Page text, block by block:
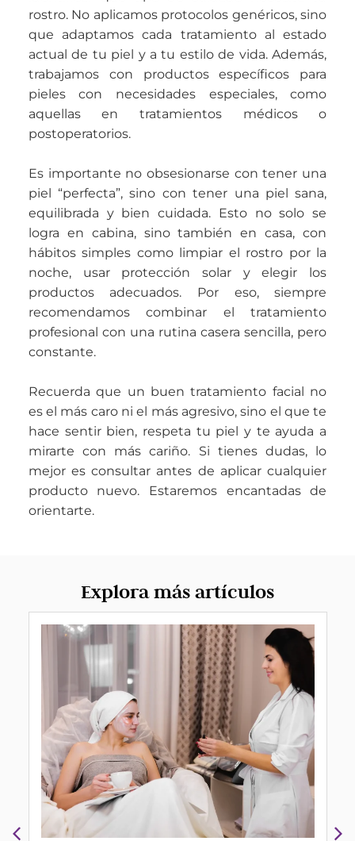
rostro. No aplicamos protocolos genéricos, sino
que adaptamos cada tratamiento al estado
actual de tu piel y a tu estilo de vida. Además,
trabajamos con productos específicos para
pieles con necesidades especiales, como
aquellas en tratamientos médicos o
postoperatorios.
Es importante no obsesionarse con tener una
piel “perfecta”, sino con tener una piel sana,
equilibrada y bien cuidada. Esto no solo se
logra en cabina, sino también en casa, con
hábitos simples como limpiar el rostro por la
noche, usar protección solar y elegir los
productos adecuados. Por eso, siempre
recomendamos combinar el tratamiento
profesional con una rutina casera sencilla, pero
constante.
Recuerda que un buen tratamiento facial no
es el más caro ni el más agresivo, sino el que te
hace sentir bien, respeta tu piel y te ayuda a
mirarte con más cariño. Si tienes dudas, lo
mejor es consultar antes de aplicar cualquier
producto nuevo. Estaremos encantadas de
orientarte.
Explora más artículos